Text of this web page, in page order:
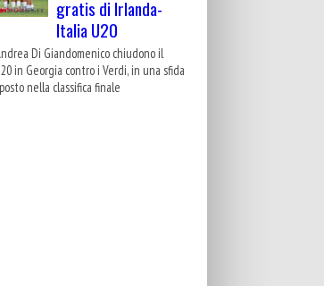
gratis di Irlanda-
Italia U20
Di Giandomenico chiudono il
in Georgia contro i Verdi, in una sfida
nella classifica finale